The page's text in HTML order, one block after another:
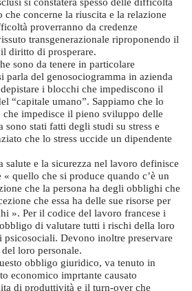
concerne la riuscita e la relazione
proverranno da credenze
transgenerazionale riproponendo il
diritto di prosperare.
sono da tenere in particolare
parla del genosociogramma in azienda
i blocchi che impediscono il
“capitale umano”. Sappiamo che lo
che impedisce il pieno sviluppo delle
sono stati fatti degli studi su stress e
che lo stress uccide un dipendente
salute e la sicurezza nel lavoro definisce
quello che si produce quando c’è un
che la persona ha degli obblighi che
che essa ha delle sue risorse per
». Per il codice del lavoro francese i
di valutare tutti i rischi della loro
psicosociali. Devono inoltre preservare
loro personale.
obbligo giuridico, va tenuto in
economico imprtante causato
di produttività e il turn-over che